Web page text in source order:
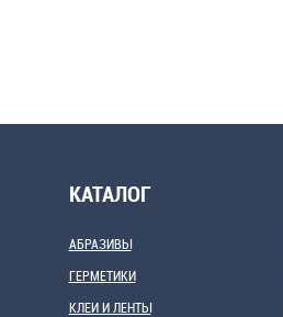
КАТАЛОГ
АБРАЗИВЫ
ГЕРМЕТИКИ
КЛЕИ И ЛЕНТЫ